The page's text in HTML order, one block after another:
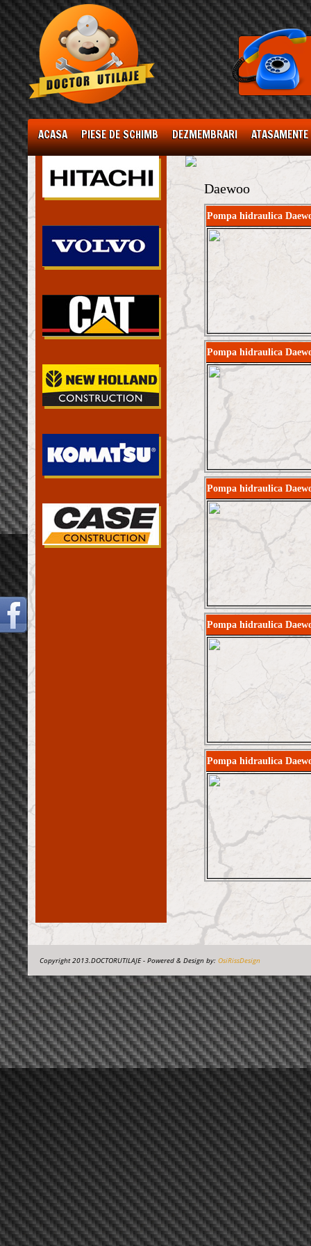
ACASA PIESE DE SCHIMB DEZMEMBRARI ATASAMENTE
Daewoo
Pompa hidraulica
Pompa hidraulica
Pompa hidraulica
Pompa hidraulica
Pompa hidraulica
Copyright 2013.DOCTORUTILAJE - Powered & Design by: OsiRissDesign